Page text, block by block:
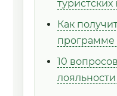
туристских
Как
программе
10
лояльности